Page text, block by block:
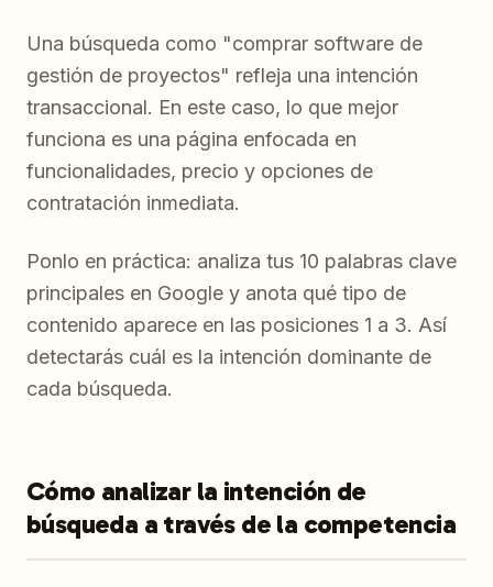
Una búsqueda como "comprar software de
gestión de proyectos" refleja una intención
transaccional. En este caso, lo que mejor
funciona es una página enfocada en
funcionalidades, precio y opciones de
contratación inmediata.
Ponlo en práctica: analiza tus 10 palabras clave
principales en Google y anota qué tipo de
contenido aparece en las posiciones 1 a 3. Así
detectarás cuál es la intención dominante de
cada búsqueda.
Cómo analizar la intención de
búsqueda a través de la competencia